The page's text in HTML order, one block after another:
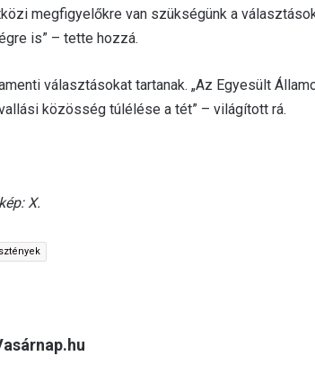
megfigyelőkre van szükségünk a
is” – tette hozzá.
választásokat tartanak. „Az Egyesült
közösség túlélése a tét” – világított rá.
X.